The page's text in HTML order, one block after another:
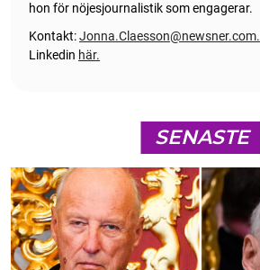
hon för nöjesjournalistik som engagerar.
Kontakt:Jonna.Claesson@newsner.com.
Linkedin här.
SENASTE